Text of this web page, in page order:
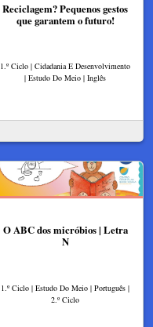
Reciclagem? Pequenos gestos
que garantem o futuro!
1.º Ciclo | Cidadania E Desenvolvimento
| Estudo Do Meio | Inglês
O ABC dos micróbios | Letra
N
1.º Ciclo | Estudo Do Meio | Português |
2.º Ciclo